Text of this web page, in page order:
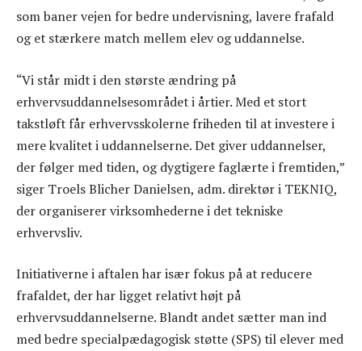
som baner vejen for bedre undervisning, lavere frafald
og et stærkere match mellem elev og uddannelse.
“Vi står midt i den største ændring på
erhvervsuddannelsesområdet i årtier. Med et stort
takstløft får erhvervsskolerne friheden til at investere i
mere kvalitet i uddannelserne. Det giver uddannelser,
der følger med tiden, og dygtigere faglærte i fremtiden,”
siger Troels Blicher Danielsen, adm. direktør i TEKNIQ,
der organiserer virksomhederne i det tekniske
erhvervsliv.
Initiativerne i aftalen har især fokus på at reducere
frafaldet, der har ligget relativt højt på
erhvervsuddannelserne. Blandt andet sætter man ind
med bedre specialpædagogisk støtte (SPS) til elever med